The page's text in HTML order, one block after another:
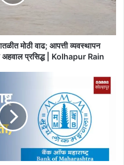
मोठी वाढ; आपत्ती व्यवस्थापन
अहवाल प्रसिद्ध | Kolhapur Rain